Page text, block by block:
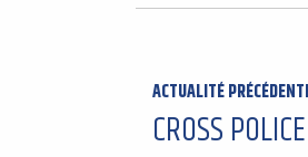
ACTUALITÉ
CROSS